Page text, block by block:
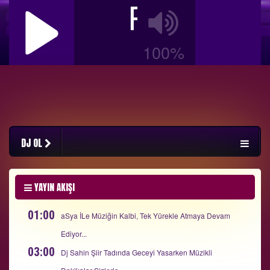
100%
DJ OL
YAYIN AKIŞI
01:00
aSya İLe Müziğin Kalbi, Tek Yürekle Atmaya Devam
Ediyor...
03:00
Dj Sahin Şiir Tadında Geceyi Yasarken Müzikli